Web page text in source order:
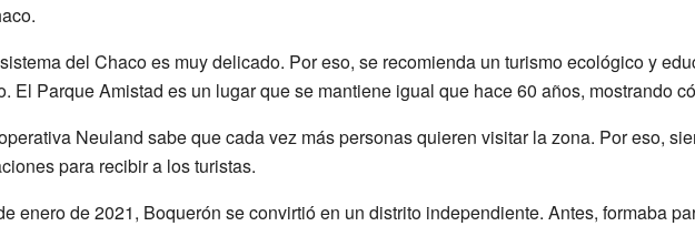
del Chaco es muy delicado. Por eso, se recomienda un turismo ecológico y
El Parque Amistad es un lugar que se mantiene igual que hace 60 años, mostrando
Neuland sabe que cada vez más personas quieren visitar la zona. Por eso,
para recibir a los turistas.
enero de 2021, Boquerón se convirtió en un distrito independiente. Antes, formaba